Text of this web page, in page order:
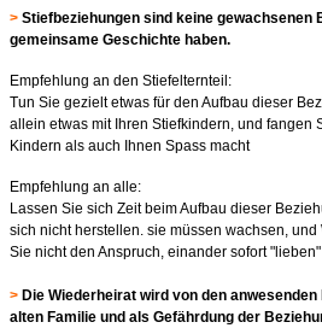
> Stiefbeziehungen sind keine gewachsenen
gemeinsame Geschichte haben.
Empfehlung an den Stiefelternteil:
Tun Sie gezielt etwas für den Aufbau dieser
allein etwas mit Ihren Stiefkindern, und fangen
Kindern als auch Ihnen Spass macht
Empfehlung an alle:
Lassen Sie sich Zeit beim Aufbau dieser
sich nicht herstellen. sie müssen wachsen,
Sie nicht den Anspruch, einander sofort
> Die Wiederheirat wird von den
alten Familie und als Gefährdung der